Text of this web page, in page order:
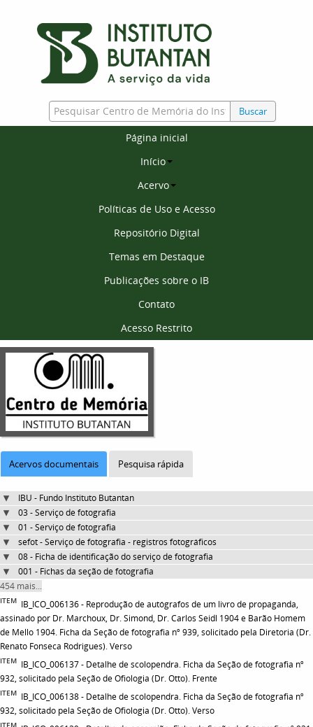
Buscar
Página inicial
Início
Acervo
Políticas de Uso e Acesso
Repositório Digital
Temas em Destaque
Publicações sobre o IB
Contato
Acesso Restrito
Acervos documentais Pesquisa rápida
IBU - Fundo Instituto Butantan
03 - Serviço de fotografia
01 - Serviço de fotografia
sefot - Serviço de fotografia - registros fotográficos
08 - Ficha de identificação do serviço de fotografia
001 - Fichas da seção de fotografia
454 mais...
ITEM IB_ICO_006136 - Reprodução de autógrafos de um livro de propaganda,
assinado por Dr. Marchoux, Dr. Simond, Dr. Carlos Seidl 1904 e Barão Homem
de Mello 1904. Ficha da Seção de fotografia nº 939, solicitado pela Diretoria (Dr.
Renato Fonseca Rodrigues). Verso
ITEM IB_ICO_006137 - Detalhe de scolopendra. Ficha da Seção de fotografia nº
932, solicitado pela Seção de Ofiologia (Dr. Otto). Frente
ITEM IB_ICO_006138 - Detalhe de scolopendra. Ficha da Seção de fotografia nº
932, solicitado pela Seção de Ofiologia (Dr. Otto). Verso